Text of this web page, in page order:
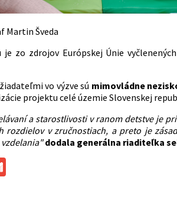
Martin Šveda
je zo zdrojov Európskej Únie
vo výzve sú mimovládne
projektu celé územie Slovenskej
a starostlivosti v ranom detstve je
rozdielov v zručnostiach, a preto je
dodala generálna riaditeľka
Gmail